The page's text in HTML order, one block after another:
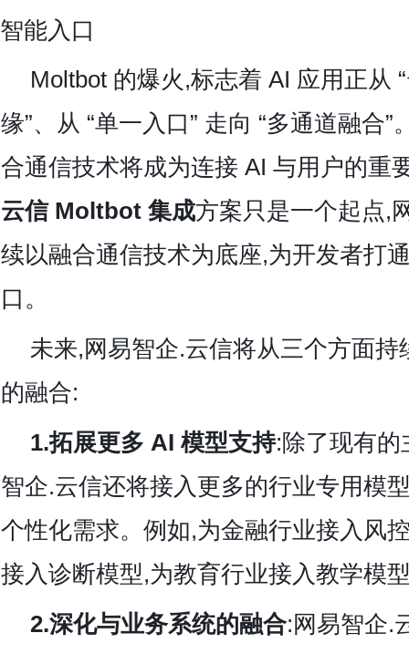
智能入口
Moltbot 的爆火,标志着 AI 应用正从
缘”、从 “单一入口” 走向 “多通道融合
合通信技术将成为连接 AI 与用户的重
云信 Moltbot 集成方案只是一个起点,
续以融合通信技术为底座,为开发者打
口。
未来,网易智企.云信将从三个方面持
的融合:
1.拓展更多 AI 模型支持:除了现有的
智企.云信还将接入更多的行业专用模
个性化需求。例如,为金融行业接入风
接入诊断模型,为教育行业接入教学模
2.深化与业务系统的融合:网易智企.